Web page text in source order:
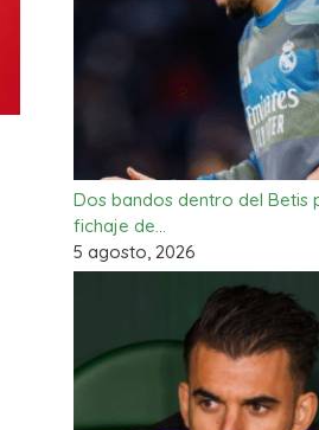
Dos bandos dentro del Betis
fichaje de…
5 agosto, 2026